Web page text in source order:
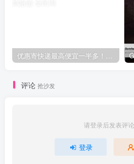
评论 抢沙发
请登录后发表评论
登录